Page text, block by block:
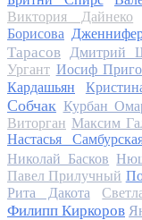
Виктория Дайнеко
Борисова
Тарасов
Дмитрий
Ургант Иосиф
Кардашьян
Собчак Курбан
Виторган Максим
Настасья
Николай Басков
Павел Прилучный
Рита Дакота
Филипп Киркоров